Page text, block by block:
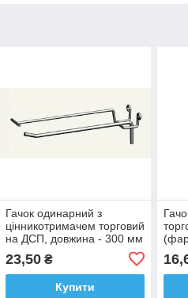
Гачок одинарний з
цінникотримачем торговий
на ДСП, довжина - 300 мм
23,50₴
Купити